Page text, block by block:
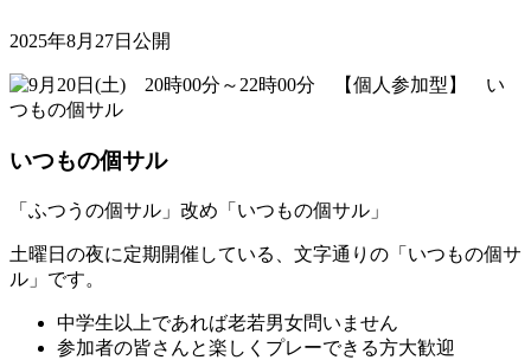
2025年8月27日公開
いつもの個サル
「ふつうの個サル」改め「いつもの個サル」
土曜日の夜に定期開催している、文字通りの「いつもの個サ
ル」です。
中学生以上であれば老若男女問いません
参加者の皆さんと楽しくプレーできる方大歓迎